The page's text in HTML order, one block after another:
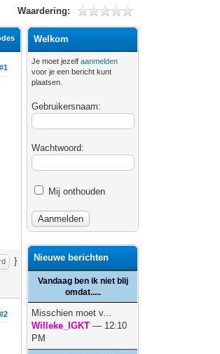
Waardering:
#1
}
#2
Welkom
Je moet jezelfaanmelden
voor je een bericht kunt
plaatsen.
Gebruikersnaam:
Wachtwoord:
Mij onthouden
Nieuwe berichten
Vandaag ben ik niet blij
omdat.....
Misschien moet v...
Willeke_IGKT — 12:10
PM